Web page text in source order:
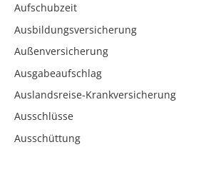
Aufschubzeit
Ausbildungsversicherung
Außenversicherung
Ausgabeaufschlag
Auslandsreise-Krankversicherung
Ausschlüsse
Ausschüttung